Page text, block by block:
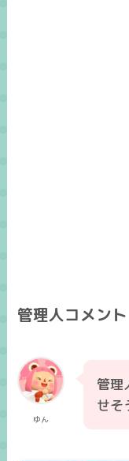
管理人コメント
ゆん
管理
せそ